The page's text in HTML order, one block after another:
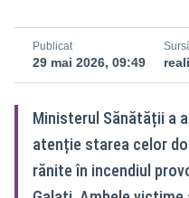
Publicat
29 mai 2026, 09:49
Ministerul Sănătății a
atenție starea celor
rănite în incendiul